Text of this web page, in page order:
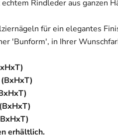
Rindleder aus ganzen
für ein elegantes
'Bunform', in Ihrer
erhältlich.